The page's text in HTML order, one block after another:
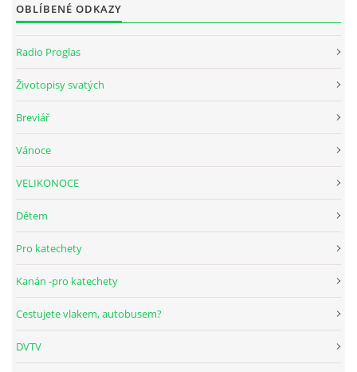
OBLÍBENÉ ODKAZY
Radio Proglas
Životopisy svatých
Breviář
Vánoce
VELIKONOCE
Dětem
Pro katechety
Kanán -pro katechety
Cestujete vlakem, autobusem?
DVTV